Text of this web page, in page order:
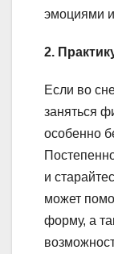
эмоциями
2.
Если во
заняться
особенно
и
может
форму, а